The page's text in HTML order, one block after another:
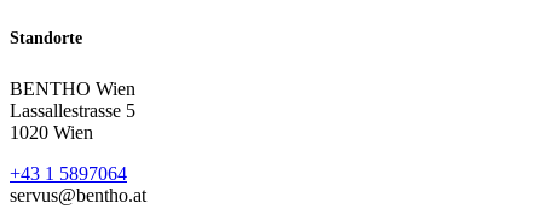
Standorte
BENTHO Wien
Lassallestrasse 5
1020 Wien
+43 1 5897064
servus@bentho.at